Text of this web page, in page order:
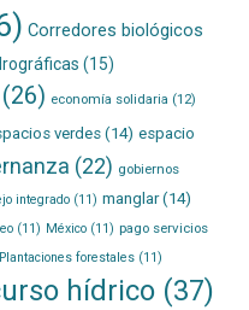
Corredores biológicos
(15)
(26) economía solidaria (12)
verdes(14) espacio
(22) gobiernos
integrado(11) manglar(14)
(11) México(11) pago servicios
Plantaciones forestales(11)
hídrico(37)